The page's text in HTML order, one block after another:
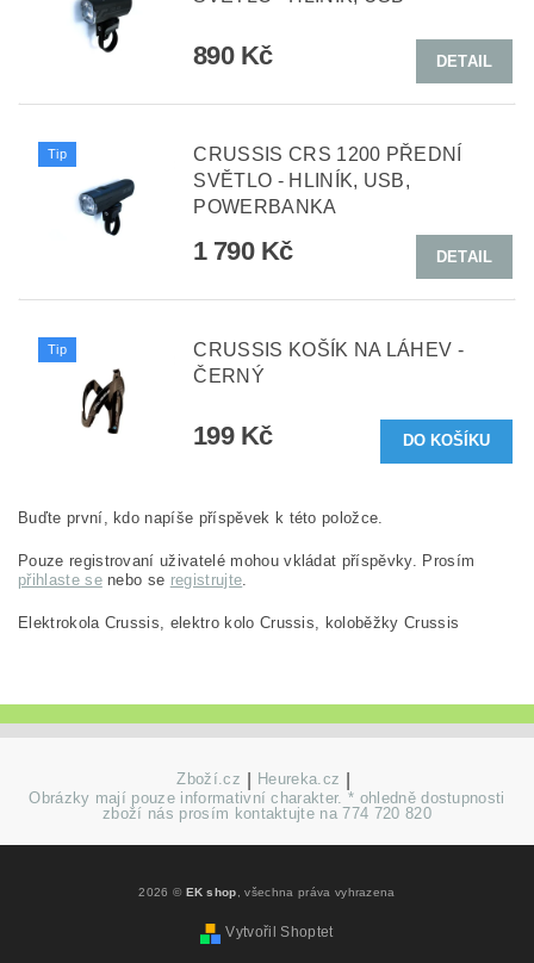
890 Kč DETAIL
Tip
CRUSSIS CRS 1200 PŘEDNÍ
SVĚTLO - HLINÍK, USB,
POWERBANKA
1 790 Kč DETAIL
Tip
CRUSSIS KOŠÍK NA LÁHEV -
ČERNÝ
199 Kč
Buďte první, kdo napíše příspěvek k této položce.
Pouze registrovaní uživatelé mohou vkládat příspěvky. Prosím
přihlaste senebo se registrujte
Elektrokola Crussis, elektro kolo Crussis, koloběžky Crussis
Zboží.cz Heureka.cz
Obrázky mají pouze informativní charakter. * ohledně dostupnosti
zboží nás prosím kontaktujte na 774 720 820
2026 © EK shop , všechna práva vyhrazena
Vytvořil Shoptet